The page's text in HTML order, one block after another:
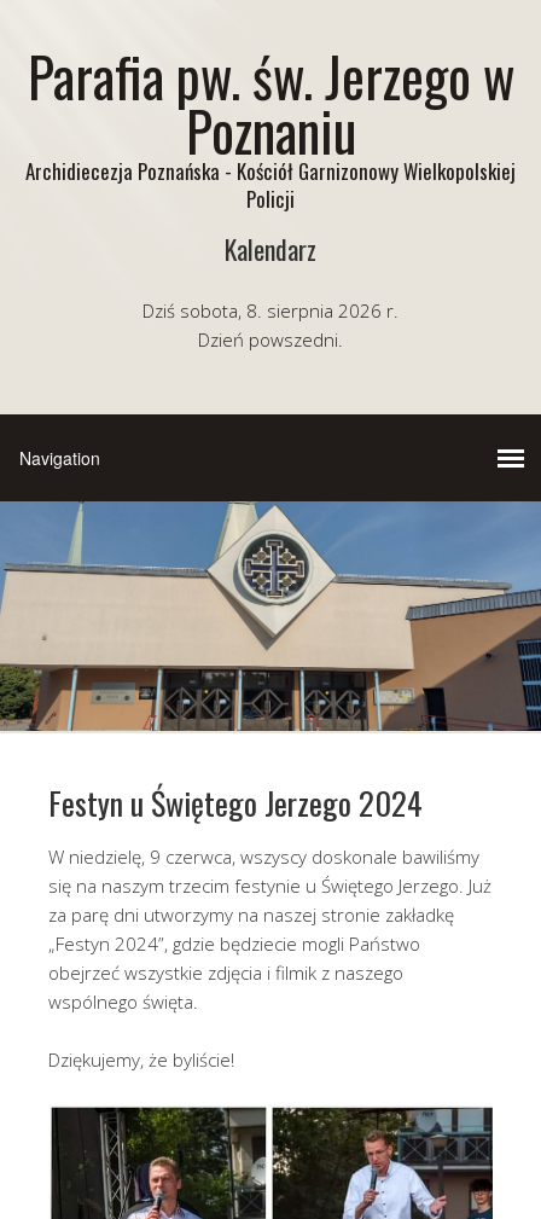
Parafia pw. św. Jerzego w
Poznaniu
Archidiecezja Poznańska - Kościół Garnizonowy Wielkopolskiej
Policji
Kalendarz
Dziś sobota, 8. sierpnia 2026 r.
Dzień powszedni.
Festyn u Świętego Jerzego 2024
W niedzielę, 9 czerwca, wszyscy doskonale bawiliśmy
się na naszym trzecim festynie u Świętego Jerzego. Już
za parę dni utworzymy na naszej stronie zakładkę
„Festyn 2024”, gdzie będziecie mogli Państwo
obejrzeć wszystkie zdjęcia i filmik z naszego
wspólnego święta.
Dziękujemy, że byliście!